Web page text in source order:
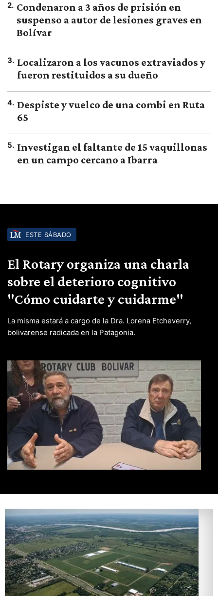
2. Condenaron a 3 años de prisión en
suspenso a autor de lesiones graves en
Bolívar
3. Localizaron a los vacunos extraviados y
fueron restituidos a su dueño
4. Despiste y vuelco de una combi en Ruta
65
5. Investigan el faltante de 15 vaquillonas
en un campo cercano a Ibarra
ESTE SÁBADO
El Rotary organiza una charla
sobre el deterioro cognitivo
"Cómo cuidarte y cuidarme"
La misma estará a cargo de la Dra. Lorena Etcheverry,
bolivarense radicada en la Patagonia.